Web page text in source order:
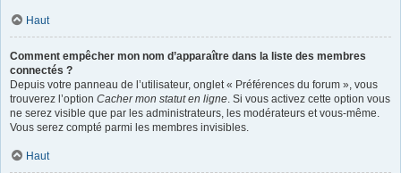
Haut
Comment empêcher mon nom d’apparaître dans la liste des membres
connectés ?
Depuis votre panneau de l’utilisateur, onglet « Préférences du forum », vous
trouverez l’option Cacher mon statut en ligne. Si vous activez cette option vous
ne serez visible que par les administrateurs, les modérateurs et vous-même.
Vous serez compté parmi les membres invisibles.
Haut